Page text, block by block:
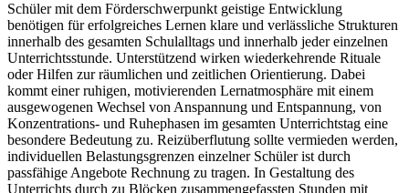
Schüler mit dem Förderschwerpunkt geistige Entwicklung
benötigen für erfolgreiches Lernen klare und verlässliche Strukturen
innerhalb des gesamten Schulalltags und innerhalb jeder einzelnen
Unterrichtsstunde. Unterstützend wirken wiederkehrende Rituale
oder Hilfen zur räumlichen und zeitlichen Orientierung. Dabei
kommt einer ruhigen, motivierenden Lernatmosphäre mit einem
ausgewogenen Wechsel von Anspannung und Entspannung, von
Konzentrations- und Ruhephasen im gesamten Unterrichtstag eine
besondere Bedeutung zu. Reizüberflutung sollte vermieden werden,
individuellen Belastungsgrenzen einzelner Schüler ist durch
passfähige Angebote Rechnung zu tragen. In Gestaltung des
Unterrichts durch zu Blöcken zusammengefassten Stunden mit